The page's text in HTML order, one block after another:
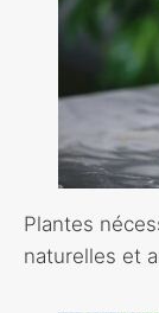
Plantes
naturelles et